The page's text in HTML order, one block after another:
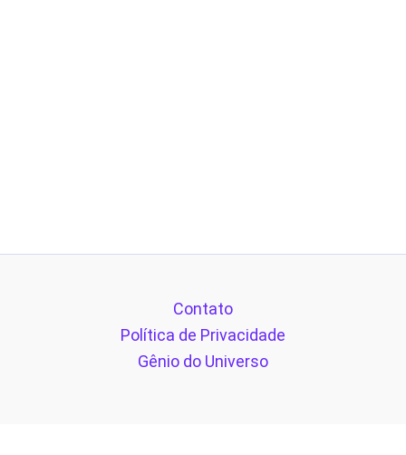
Contato
Política de Privacidade
Gênio do Universo